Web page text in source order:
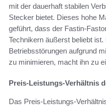
mit der dauerhaft stabilen
Stecker bietet. Dieses hohe
geführt, dass der Fastin-
Technikern äußerst beliebt
Betriebsstörungen aufgrund
zu minimieren, macht ihn zu
Preis-Leistungs-Verhältnis
Das Preis-Leistungs-